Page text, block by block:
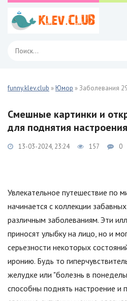
funny.klev.club »Юмор » Заболевания
Смешные картинки и
для поднятия настроения
13-03-2024, 23:24 157 0
Увлекательное путешествие по
начинается с коллекции
различным заболеваниям. Эти
приносят улыбку на лицо, но и
серьезности некоторых
иронию. Будь то
желудке или "болезнь в
способны поднять настроение и